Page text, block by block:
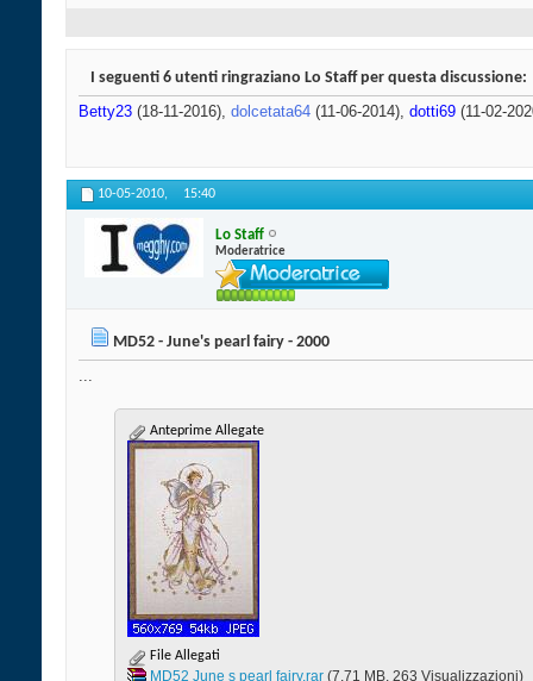
I seguenti 6 utenti ringraziano Lo Staff per questa discussione:
Betty23 (18-11-2016), dolcetata64 (11-06-2014), dotti69 (11-02-
10-05-2010, 15:40
Lo Staff
Moderatrice
MD52 - June's pearl fairy - 2000
...
Anteprime Allegate
File Allegati
MD52 June s pearl fairy.rar‎ (7.71 MB, 263 Visualizzazioni)